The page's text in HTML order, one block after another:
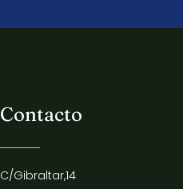
Contacto
C/Gibraltar,14